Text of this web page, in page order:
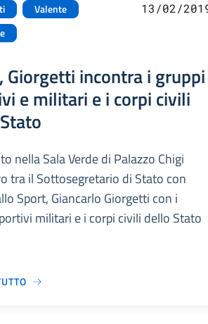
Valente
13/02/
Giorgetti incontra i gruppi
e militari e i corpi civili
nella Sala Verde di Palazzo Chigi
tra il Sottosegretario di Stato con
Sport, Giancarlo Giorgetti con i
militari e i corpi civili dello Stato